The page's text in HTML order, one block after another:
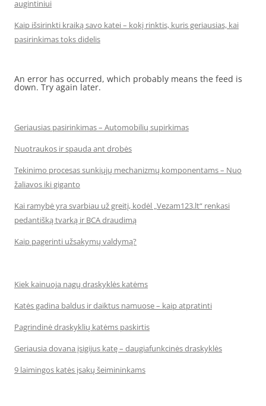
augintiniui
Kaip išsirinkti kraiką savo katei – kokį rinktis, kuris geriausias, kai
pasirinkimas toks didelis
An error has occurred, which probably means the feed is
down. Try again later.
Geriausias pasirinkimas – Automobilių supirkimas
Nuotraukos ir spauda ant drobės
Tekinimo procesas sunkiųjų mechanizmų komponentams – Nuo
žaliavos iki giganto
Kai ramybė yra svarbiau už greitį, kodėl „Vezam123.lt“ renkasi
pedantišką tvarką ir BCA draudimą
Kaip pagerinti užsakymų valdymą?
Kiek kainuoja nagų draskyklės katėms
Katės gadina baldus ir daiktus namuose – kaip atpratinti
Pagrindinė draskyklių katėms paskirtis
Geriausia dovana įsigijus katę – daugiafunkcinės draskyklės
9 laimingos katės įsakų šeimininkams